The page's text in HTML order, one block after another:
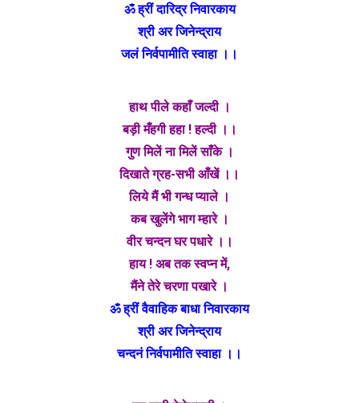
ॐ ह्रीं दारिद्र निवारकाय
श्री अर जिनेन्द्राय
जलं निर्वपामीति स्वाहा ।।
हाथ पीले कहाँ जल्दी ।
बड़ी मँहगी हहा ! हल्दी ।।
गुण मिलें ना मिलें साँके ।
दिखाते ग्रह-सभी आँखें ।।
लिये मैं भी गन्ध प्याले ।
कब खुलेंगे भाग म्हारे ।
वीर चन्दन घर पधारे ।।
हाय ! अब तक स्वप्न में,
मैंने तेरे चरणा पखारे ।
ॐ ह्रीं वैवाहिक बाधा निवारकाय
श्री अर जिनेन्द्राय
चन्दनं निर्वपामीति स्वाहा ।।